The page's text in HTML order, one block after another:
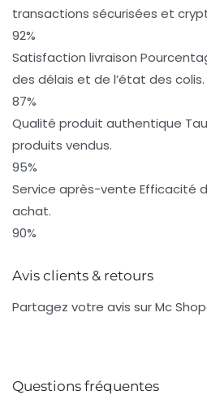
transactions sécurisées et
92%
Satisfaction livraison
des délais et de l’état des colis.
87%
Qualité produit authentique
produits vendus.
95%
Service après-vente Efficacité
achat.
90%
Avis clients & retours
Partagez votre avis sur Mc
Questions fréquentes